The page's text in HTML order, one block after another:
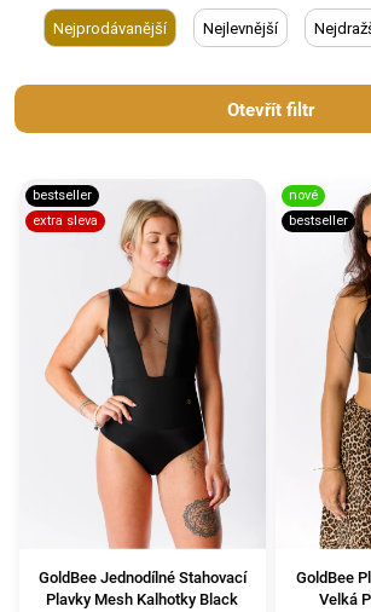
Nejprodávanější Nejlevnější
Otevřít filtr
bestseller
extra sleva
GoldBee Jednodílné Stahovací
Plavky Mesh Kalhotky Black
nové
bestseller
GoldBee
Velká